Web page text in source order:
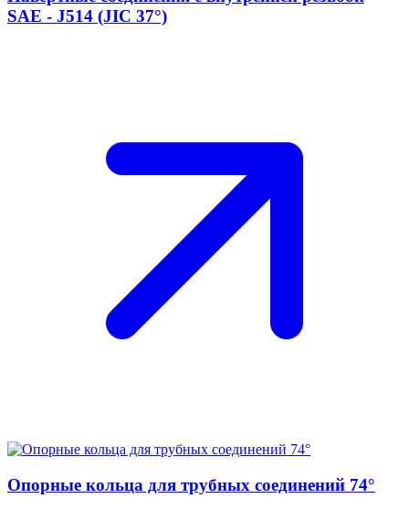
SAE - J514 (JIC 37°)
Опорные кольца для трубных соединений 74°